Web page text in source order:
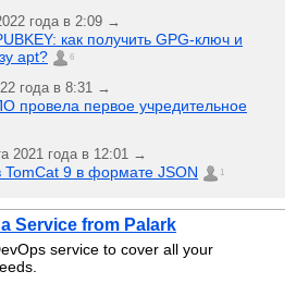
года в 2:09 →
как получить GPG-ключ и
apt?
6
года в 8:31 →
провела первое учредительное
2021 года в 12:01 →
TomCat 9 в формате JSON 1
Service from Palark
service to cover all your